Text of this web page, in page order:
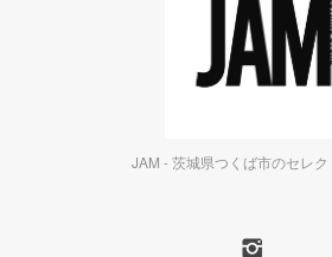
JAM - 茨城県つくば市のセレ